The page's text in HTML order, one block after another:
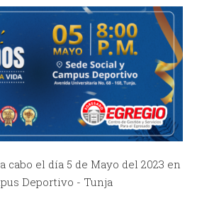
cabo el día 5 de Mayo del 2023 en
Deportivo - Tunja